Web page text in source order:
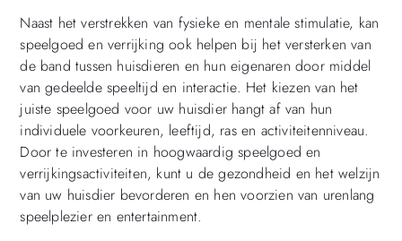
Naast het verstrekken van fysieke en mentale stimulatie, kan
speelgoed en verrijking ook helpen bij het versterken van
de band tussen huisdieren en hun eigenaren door middel
van gedeelde speeltijd en interactie. Het kiezen van het
juiste speelgoed voor uw huisdier hangt af van hun
individuele voorkeuren, leeftijd, ras en activiteitenniveau.
Door te investeren in hoogwaardig speelgoed en
verrijkingsactiviteiten, kunt u de gezondheid en het welzijn
van uw huisdier bevorderen en hen voorzien van urenlang
speelplezier en entertainment.